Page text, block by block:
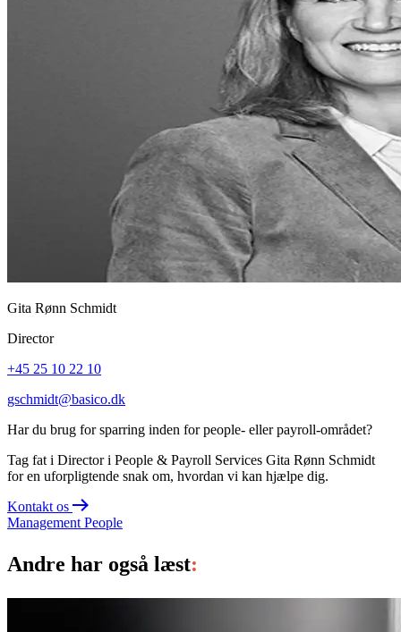
Gita Rønn Schmidt
Director
+45 25 10 22 10
gschmidt@basico.dk
Har du brug for sparring inden for people- eller payroll-området?
Tag fat i Director i People & Payroll Services Gita Rønn Schmidt
for en uforpligtende snak om, hvordan vi kan hjælpe dig.
Kontakt os
Management People
Andre har også læst: